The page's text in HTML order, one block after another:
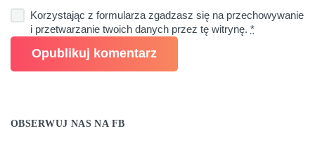
Korzystając z formularza zgadzasz się na przechowywanie
i przetwarzanie twoich danych przez tę witrynę. *
OBSERWUJ NAS NA FB